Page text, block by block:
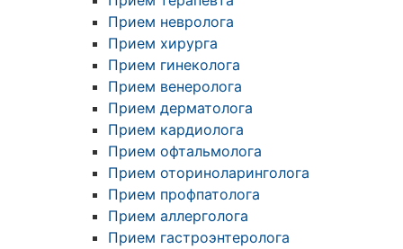
Прием невролога
Прием хирурга
Прием гинеколога
Прием венеролога
Прием дерматолога
Прием кардиолога
Прием офтальмолога
Прием оториноларинголога
Прием профпатолога
Прием аллерголога
Прием гастроэнтеролога